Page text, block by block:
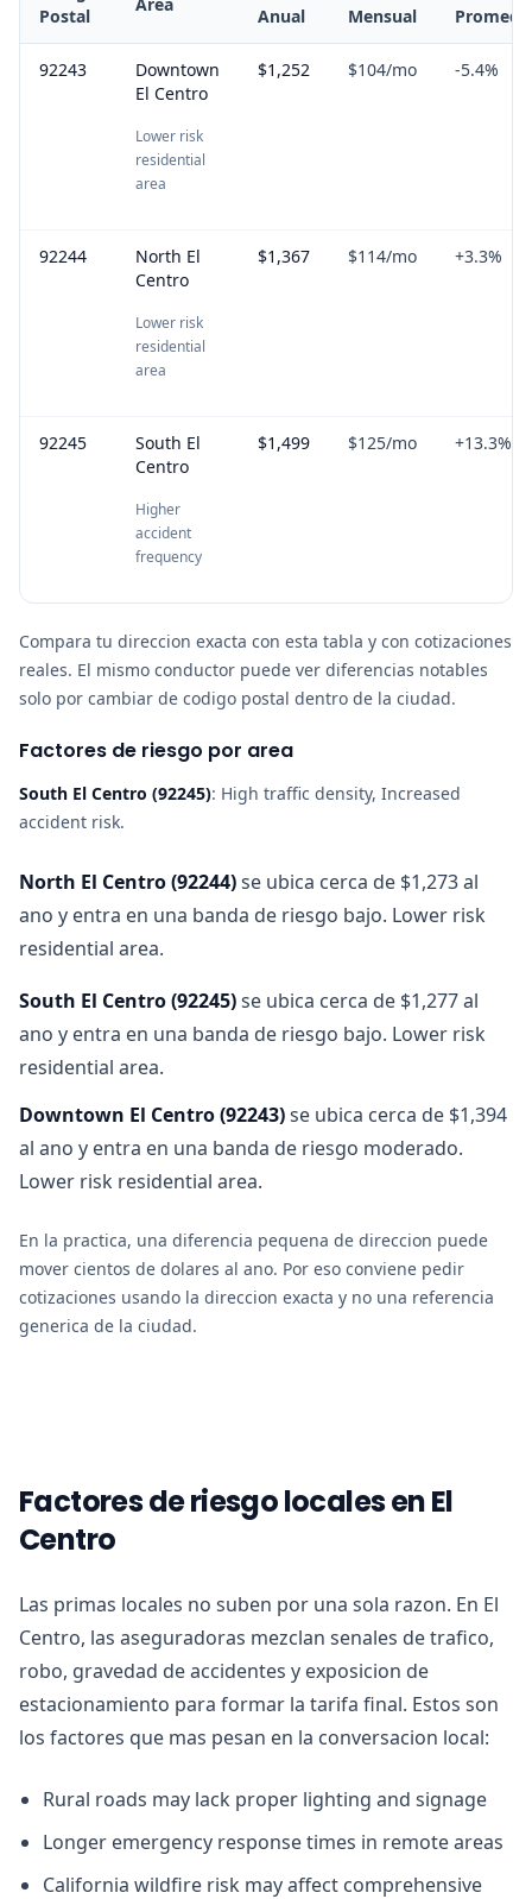
Postal
Anual
Mensual
92243
Downtown
El Centro
Lower risk
residential
area
$1,252 $104/mo -5.4%
92244
North El
Centro
Lower risk
residential
area
$1,367 $114/mo +3.3%
92245
South El
Centro
Higher
accident
frequency
$1,499 $125/mo +13.3%
Compara tu direccion exacta con esta tabla y con cotizaciones
reales. El mismo conductor puede ver diferencias notables
solo por cambiar de codigo postal dentro de la ciudad.
Factores de riesgo por area
South El Centro (92245): High traffic density, Increased
accident risk.
North El Centro(92244)se ubica cerca de $1,273 al
ano y entra en una banda de riesgo bajo. Lower risk
residential area.
South El Centro(92245)se ubica cerca de $1,277 al
ano y entra en una banda de riesgo bajo. Lower risk
residential area.
Downtown El Centro(92243)se ubica cerca de $1,394
al ano y entra en una banda de riesgo moderado.
Lower risk residential area.
En la practica, una diferencia pequena de direccion puede
mover cientos de dolares al ano. Por eso conviene pedir
cotizaciones usando la direccion exacta y no una referencia
generica de la ciudad.
Factores de riesgo locales en El
Centro
Las primas locales no suben por una sola razon. En El
Centro, las aseguradoras mezclan senales de trafico,
robo, gravedad de accidentes y exposicion de
estacionamiento para formar la tarifa final. Estos son
los factores que mas pesan en la conversacion local:
Rural roads may lack proper lighting and signage
Longer emergency response times in remote areas
California wildfire risk may affect comprehensive